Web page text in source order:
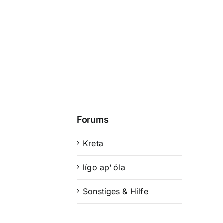
Forums
Kreta
lígo ap‘ óla
Sonstiges & Hilfe